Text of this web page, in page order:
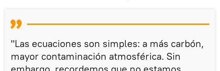
"Las ecuaciones son simples: a más carbón,
mayor contaminación atmosférica. Sin